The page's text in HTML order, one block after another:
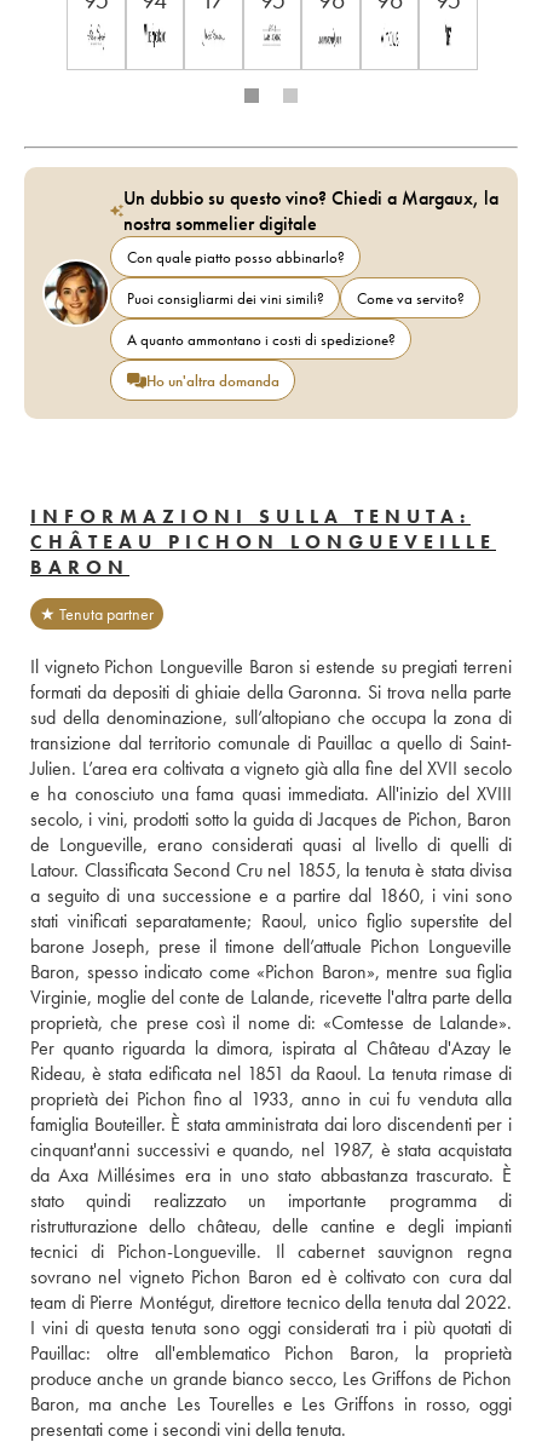
Un dubbio su questo vino? Chiedi a Margaux, la
nostra sommelier digitale
Con quale piatto posso abbinarlo?
Puoi consigliarmi dei vini simili?
Come va servito?
A quanto ammontano i costi di spedizione?
Ho un'altra domanda
INFORMAZIONI SULLA TENUTA:
CHÂTEAU PICHON LONGUEVEILLE
BARON
★ Tenuta partner
Il vigneto Pichon Longueville Baron si estende su pregiati terreni
formati da depositi di ghiaie della Garonna. Si trova nella parte
sud della denominazione, sull’altopiano che occupa la zona di
transizione dal territorio comunale di Pauillac a quello di Saint-
Julien. L’area era coltivata a vigneto già alla fine del XVII secolo
e ha conosciuto una fama quasi immediata. All'inizio del XVIII
secolo, i vini, prodotti sotto la guida di Jacques de Pichon, Baron
de Longueville, erano considerati quasi al livello di quelli di
Latour. Classificata Second Cru nel 1855, la tenuta è stata divisa
a seguito di una successione e a partire dal 1860, i vini sono
stati vinificati separatamente; Raoul, unico figlio superstite del
barone Joseph, prese il timone dell’attuale Pichon Longueville
Baron, spesso indicato come «Pichon Baron», mentre sua figlia
Virginie, moglie del conte de Lalande, ricevette l'altra parte della
proprietà, che prese così il nome di: «Comtesse de Lalande».
Per quanto riguarda la dimora, ispirata al Château d'Azay le
Rideau, è stata edificata nel 1851 da Raoul. La tenuta rimase di
proprietà dei Pichon fino al 1933, anno in cui fu venduta alla
famiglia Bouteiller. È stata amministrata dai loro discendenti per i
cinquant'anni successivi e quando, nel 1987, è stata acquistata
da Axa Millésimes era in uno stato abbastanza trascurato. È
stato quindi realizzato un importante programma di
ristrutturazione dello château, delle cantine e degli impianti
tecnici di Pichon-Longueville. Il cabernet sauvignon regna
sovrano nel vigneto Pichon Baron ed è coltivato con cura dal
team di Pierre Montégut, direttore tecnico della tenuta dal 2022.
I vini di questa tenuta sono oggi considerati tra i più quotati di
Pauillac: oltre all'emblematico Pichon Baron, la proprietà
produce anche un grande bianco secco, Les Griffons de Pichon
Baron, ma anche Les Tourelles e Les Griffons in rosso, oggi
presentati come i secondi vini della tenuta.